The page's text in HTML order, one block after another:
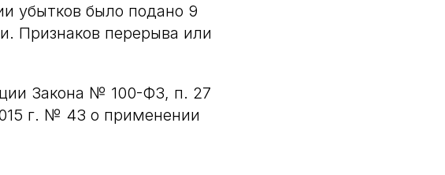
убытков было подано 9
Признаков перерыва или
Закона № 100-ФЗ, п. 27
г. № 43 о применении